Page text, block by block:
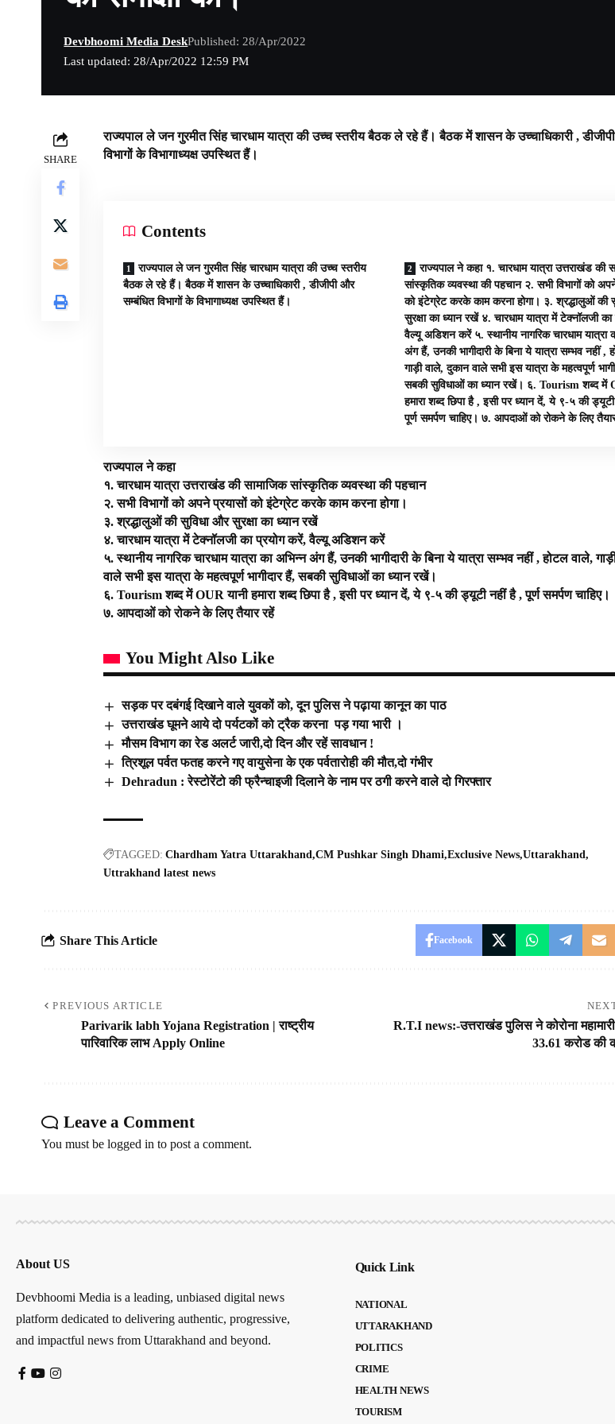
Last updated: 28/Apr/2022 12:59 PM
Devbhoomi Media DeskPublished: 28/Apr/2022
SHARE
राज्यपाल ले जन गुरमीत सिंह चारधाम यात्रा की उच्च स्तरीय बैठक ले रहे हैं। बैठक में शासन के उच्चाधिकारी ,
विभागों के विभागाध्यक्ष उपस्थित हैं।
Contents
राज्यपाल ले जन गुरमीत सिंह चारधाम यात्रा की उच्च स्तरीय
बैठक ले रहे हैं। बैठक में शासन के उच्चाधिकारी , डीजीपी और
सम्बंधित विभागों के विभागाध्यक्ष उपस्थित हैं।
राज्यपाल ने कहा १. चारधाम यात्रा उत्तराखंड की
सांस्कृतिक व्यवस्था की पहचान २. सभी विभागों को
को इंटेग्रेट करके काम करना होगा। ३. श्रद्धालुओं की
सुरक्षा का ध्यान रखें ४. चारधाम यात्रा में टेक्नॉलजी
वैल्यू अडिशन करें ५. स्थानीय नागरिक चारधाम यात्रा
अंग हैं, उनकी भागीदारी के बिना ये यात्रा सम्भव नहीं ,
गाड़ी वाले, दुकान वाले सभी इस यात्रा के महत्वपूर्ण
सबकी सुविधाओं का ध्यान रखें। ६. Tourism शब्द में
हमारा शब्द छिपा है , इसी पर ध्यान दें, ये ९-५ की
पूर्ण समर्पण चाहिए। ७. आपदाओं को रोकने के लिए
राज्यपाल ने कहा
१. चारधाम यात्रा उत्तराखंड की सामाजिक सांस्कृतिक व्यवस्था की पहचान
२. सभी विभागों को अपने प्रयासों को इंटेग्रेट करके काम करना होगा।
३. श्रद्धालुओं की सुविधा और सुरक्षा का ध्यान रखें
४. चारधाम यात्रा में टेक्नॉलजी का प्रयोग करें, वैल्यू अडिशन करें
५. स्थानीय नागरिक चारधाम यात्रा का अभिन्न अंग हैं, उनकी भागीदारी के बिना ये यात्रा सम्भव नहीं , होटल वाले,
वाले सभी इस यात्रा के महत्वपूर्ण भागीदार हैं, सबकी सुविधाओं का ध्यान रखें।
६. Tourism शब्द में OUR यानी हमारा शब्द छिपा है , इसी पर ध्यान दें, ये ९-५ की ड्यूटी नहीं है , पूर्ण समर्पण चाहिए।
७. आपदाओं को रोकने के लिए तैयार रहें
You Might Also Like
सड़क पर दबंगई दिखाने वाले युवकों को, दून पुलिस ने पढ़ाया कानून का पाठ
उत्तराखंड घूमने आये दो पर्यटकों को ट्रैक करना पड़ गया भारी ।
मौसम विभाग का रेड अलर्ट जारी,दो दिन और रहें सावधान !
त्रिशूल पर्वत फतह करने गए वायुसेना के एक पर्वतारोही की मौत,दो गंभीर
Dehradun : रेस्टोरेंटो की फ्रैन्चाइजी दिलाने के नाम पर ठगी करने वाले दो गिरफ्तार
TAGGED: Chardham Yatra Uttarakhand CM Pushkar Singh Dhami Exclusive News Uttarakhand
Uttrakhand latest news
Share This Article Facebook
PREVIOUS ARTICLE
Parivarik labh Yojana Registration | राष्ट्रीय
पारिवारिक लाभ Apply Online
R.T.I news:-उत्तराखंड पुलिस ने कोरोना
33.61 करोड की
Leave a Comment
You must be logged in to post a comment.
About US
Devbhoomi Media is a leading, unbiased digital news
platform dedicated to delivering authentic, progressive,
and impactful news from Uttarakhand and beyond.
Quick Link
NATIONAL
UTTARAKHAND
POLITICS
CRIME
HEALTH NEWS
TOURISM